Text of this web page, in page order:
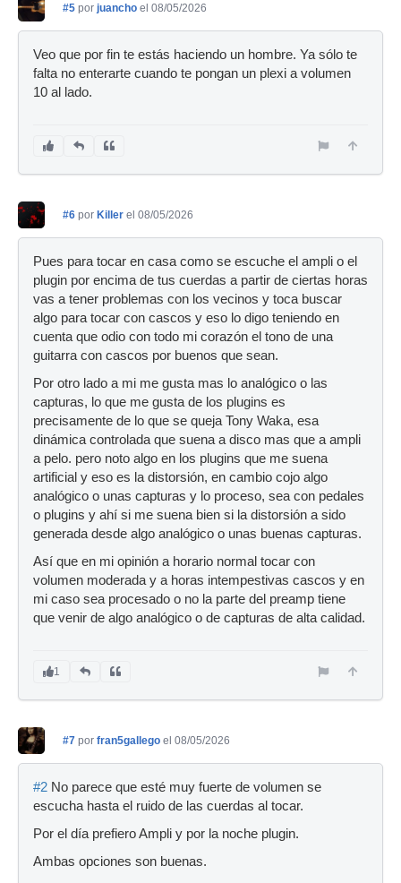
#5 por juancho el 08/05/2026
Veo que por fin te estás haciendo un hombre. Ya sólo te
falta no enterarte cuando te pongan un plexi a volumen
10 al lado.
#6 por Killer el 08/05/2026
Pues para tocar en casa como se escuche el ampli o el
plugin por encima de tus cuerdas a partir de ciertas horas
vas a tener problemas con los vecinos y toca buscar
algo para tocar con cascos y eso lo digo teniendo en
cuenta que odio con todo mi corazón el tono de una
guitarra con cascos por buenos que sean.
Por otro lado a mi me gusta mas lo analógico o las
capturas, lo que me gusta de los plugins es
precisamente de lo que se queja Tony Waka, esa
dinámica controlada que suena a disco mas que a ampli
a pelo. pero noto algo en los plugins que me suena
artificial y eso es la distorsión, en cambio cojo algo
analógico o unas capturas y lo proceso, sea con pedales
o plugins y ahí si me suena bien si la distorsión a sido
generada desde algo analógico o unas buenas capturas.
Así que en mi opinión a horario normal tocar con
volumen moderada y a horas intempestivas cascos y en
mi caso sea procesado o no la parte del preamp tiene
que venir de algo analógico o de capturas de alta calidad.
1
#7 por fran5gallego el 08/05/2026
#2 No parece que esté muy fuerte de volumen se
escucha hasta el ruido de las cuerdas al tocar.
Por el día prefiero Ampli y por la noche plugin.
Ambas opciones son buenas.